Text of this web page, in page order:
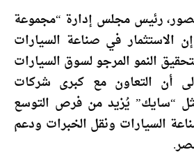
رئيس مجلس إدارة “مجموعة
الاستثمار في صناعة السيارات
النمو المرجو لسوق السيارات
أن التعاون مع كبرى شركات
“سايك” يُزيد من فرص التوسع
السيارات ونقل الخبرات ودعم